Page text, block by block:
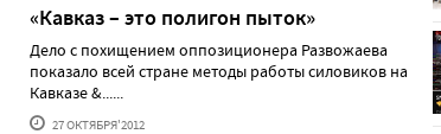
«Кавказ – это полигон пыток»
Дело с похищением оппозиционера Развожаева
показало всей стране методы работы силовиков на
Кавказе &......
27 ОКТЯБРЯ'2012